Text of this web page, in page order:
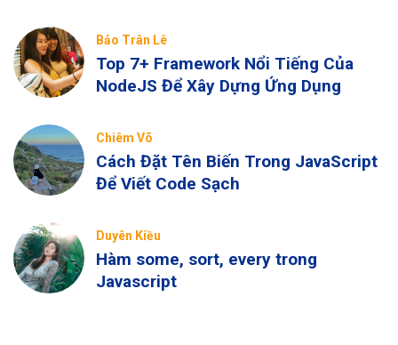
Bảo Trân Lê
Top 7+ Framework Nổi Tiếng Của
NodeJS Để Xây Dựng Ứng Dụng
Chiêm Võ
Cách Đặt Tên Biến Trong JavaScript
Để Viết Code Sạch
Duyên Kiều
Hàm some, sort, every trong
Javascript